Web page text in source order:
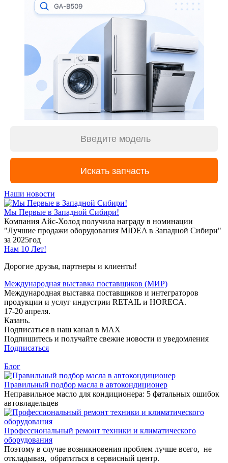
Наши новости
Мы Первые в Западной Сибири!
Компания Айс-Холод получила награду в номинации
"Лучшие продажи оборудования MIDEA в Западной Сибири"
за 2025год
Нам 10 Лет!
Дорогие друзья, партнеры и клиенты!
Международная выставка поставщиков (МИР)
Международная выставка поставщиков и интеграторов
продукции и услуг индустрии RETAIL и HORECA.
17-20 апреля.
Казань.
Подписаться в наш канал в MAX
Подпишитесь и получайте свежие новости и уведомления
Подписаться
Блог
Правильный подбор масла в автокондиционер
Неправильное масло для кондиционера: 5 фатальных ошибок
автовладельцев
Профессиональный ремонт техники и климатического
оборудования
Поэтому в случае возникновения проблем лучше всего, не
откладывая, обратиться в сервисный центр.